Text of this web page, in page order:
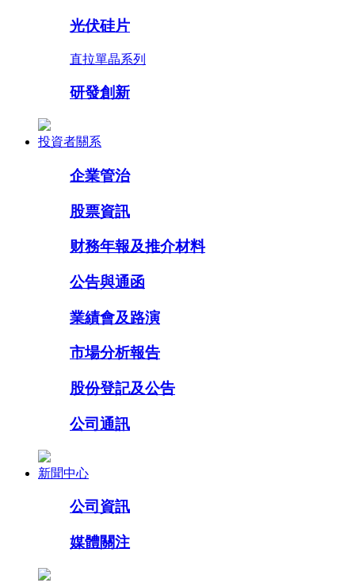
光伏硅片
直拉單晶系列
研發創新
投資者關系
企業管治
股票資訊
财務年報及推介材料
公告與通函
業績會及路演
市場分析報告
股份登記及公告
公司通訊
新聞中心
公司資訊
媒體關注